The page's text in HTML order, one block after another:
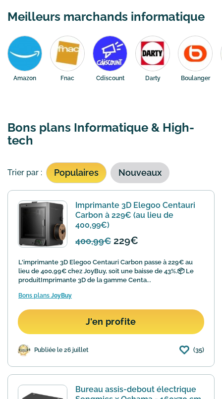
Meilleurs marchands informatique
Amazon Fnac Cdiscount Darty Boulanger
Bons plans Informatique & High-
tech
Trier par : Populaires Nouveaux
Imprimante 3D Elegoo Centauri
Carbon à 229€ (au lieu de
400,99€)
400,99€ 229€
L'imprimante 3D Elegoo Centauri Carbon passe à 229€ au
lieu de 400,99€ chez JoyBuy, soit une baisse de 43%.📦 Le
produitImprimante 3D de la gamme Centa...
Bons plans JoyBuy
J'en profite
Publiée le 26 juillet (35)
Bureau assis-debout électrique